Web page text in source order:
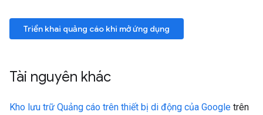
Triển khai quảng cáo khi mở ứng dụng
Tài nguyên khác
Kho lưu trữ Quảng cáo trên thiết bị di động của Google trên